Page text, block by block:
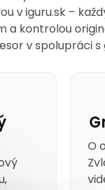
v iguru.sk –
kontrolou
v spolupráci s
O